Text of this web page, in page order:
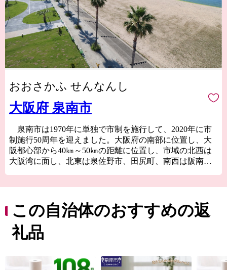
おおさかふ せんなんし
大阪府 泉南市
泉南市は1970年に単独で市制を施行して、2020年に市
制施行50周年を迎えました。大阪府の南部に位置し、大
阪都心部から40㎞～50㎞の距離に位置し、市域の北西は
大阪湾に面し、北東は泉佐野市、田尻町、南西は阪南
す。
地形は、山地部、丘陵部、平地部および臨海部からな
り、南部の山地部には低い山々が連なる和泉山脈があ
新たに開発された住宅が混在しています。
この自治体のおすすめの返
礼品